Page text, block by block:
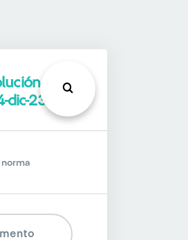
5130
dic-23
norma